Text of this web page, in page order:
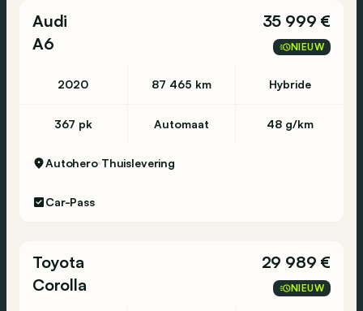
Audi
A6
35 999 €
NIEUW
2020 87 465 km Hybride
367 pk Automaat 48 g/km
Autohero Thuislevering
Car-Pass
Toyota
Corolla
29 989 €
NIEUW